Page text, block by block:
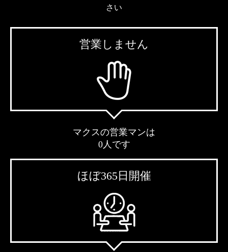
さい
営業しません
マクスの営業マンは
0人です
ほぼ365日開催